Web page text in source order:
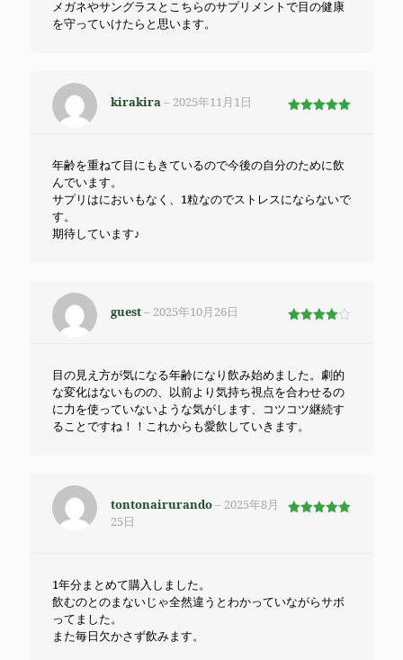
メガネやサングラスとこちらのサプリメントで目の健康
を守っていけたらと思います。
kirakira – 2025年11月1日
年齢を重ねて目にもきているので今後の自分のために飲
んでいます。
サプリはにおいもなく、1粒なのでストレスにならないで
す。
期待しています♪
guest– 2025年10月26日
目の見え方が気になる年齢になり飲み始めました。劇的
な変化はないものの、以前より気持ち視点を合わせるの
に力を使っていないような気がします、コツコツ継続す
ることですね！！これからも愛飲していきます。
tontonairurando– 2025年8月
25日
1年分まとめて購入しました。
飲むのとのまないじゃ全然違うとわかっていながらサボ
ってました。
また毎日欠かさず飲みます。